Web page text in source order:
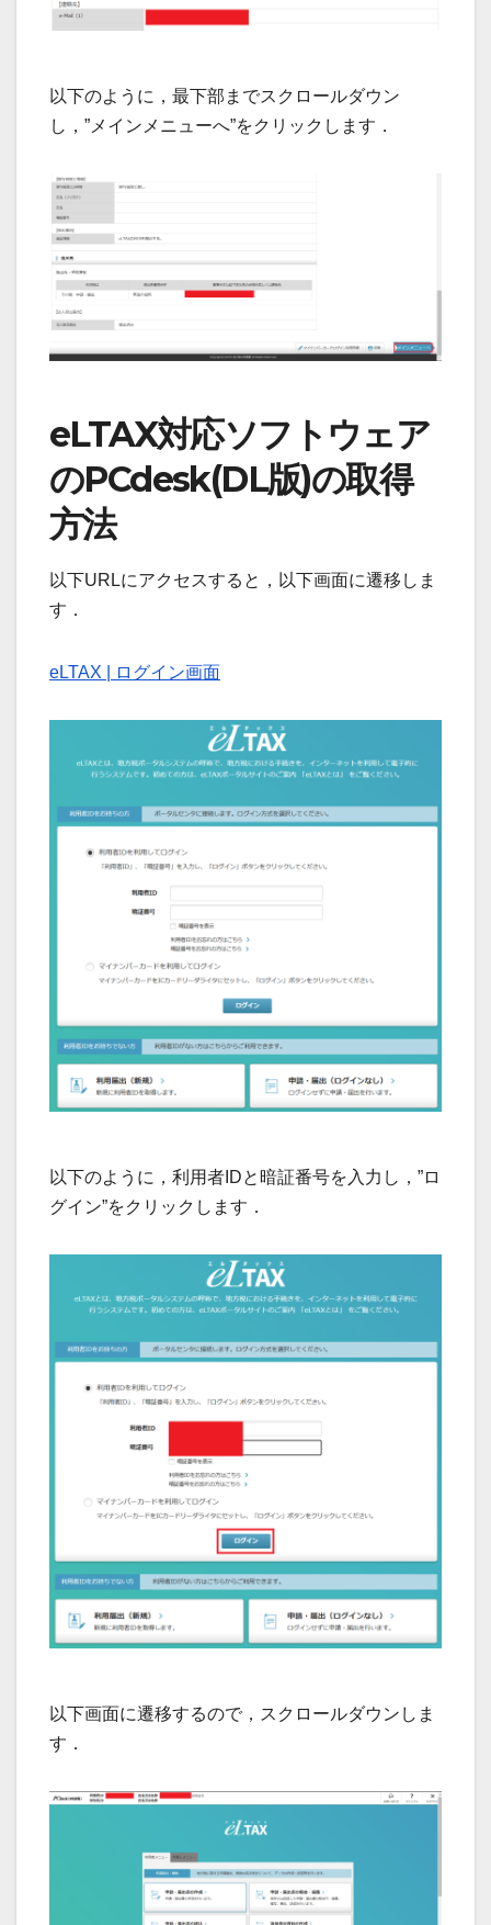
以下のように，最下部までスクロールダウン
し，”メインメニューへ”をクリックします．
eLTAX対応ソフトウェア
のPCdesk(DL版)の取得
方法
以下URLにアクセスすると，以下画面に遷移しま
す．
eLTAX | ログイン画面
以下のように，利用者IDと暗証番号を入力し，”ロ
グイン”をクリックします．
以下画面に遷移するので，スクロールダウンしま
す．